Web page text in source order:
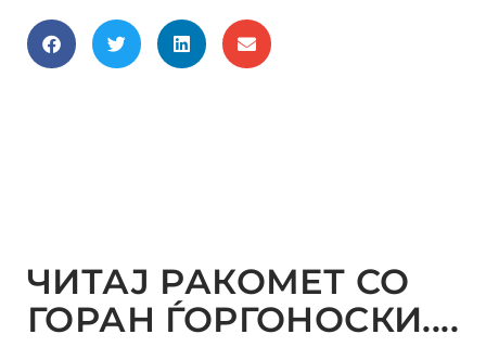
ЧИТАЈ РАКОМЕТ СО
ГОРАН ЃОРГОНОСКИ....